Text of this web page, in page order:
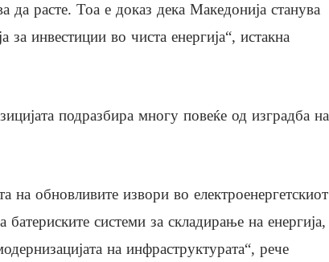
да расте. Тоа е доказ дека Македонија станува
за инвестиции во чиста енергија“, истакна
подразбира многу повеќе од изградба на
на обновливите извори во електроенергетскиот
системи за складирање на енергија,
на инфраструктурата“, рече